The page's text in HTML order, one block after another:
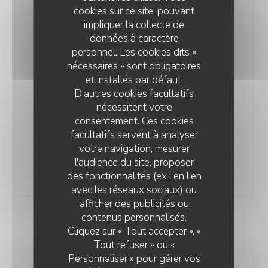
cookies sur ce site, pouvant
impliquer la collecte de
données à caractère
personnel. Les cookies dits «
nécessaires » sont obligatoires
et installés par défaut.
D'autres cookies facultatifs
nécessitent votre
consentement. Ces cookies
facultatifs servent à analyser
votre navigation, mesurer
l'audience du site, proposer
des fonctionnalités (ex : en lien
avec les réseaux sociaux) ou
afficher des publicités ou
contenus personnalisés.
Cliquez sur « Tout accepter », «
Tout refuser » ou «
Personnaliser » pour gérer vos
Guanciale (lard) / parmesan / oeuf / Pointe de crème
19,00 EUR
Cacio e Pepe
Pecorino romano / Poivre noir / Pointe de crème
17,00 EUR
Al Salmone
Crème / saumon fumé / citron / aneth / œufs de truite
20,00 EUR
INSALATE